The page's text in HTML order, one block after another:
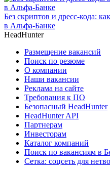
Без скриптов и дресс-кода:
в Альфа-Банке
HeadHunter
Размещение вакансий
Поиск по резюме
О компании
Наши вакансии
Реклама на сайте
Требования к ПО
Безопасный HeadHunter
HeadHunter API
Партнерам
Инвесторам
Каталог компаний
Поиск по вакансиям в
Сетка: соцсеть для